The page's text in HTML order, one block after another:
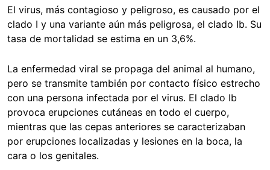
El virus, más contagioso y peligroso, es causado por el
clado I y una variante aún más peligrosa, el clado Ib. Su
tasa de mortalidad se estima en un 3,6%.
La enfermedad viral se propaga del animal al humano,
pero se transmite también por contacto físico estrecho
con una persona infectada por el virus. El clado Ib
provoca erupciones cutáneas en todo el cuerpo,
mientras que las cepas anteriores se caracterizaban
por erupciones localizadas y lesiones en la boca, la
cara o los genitales.